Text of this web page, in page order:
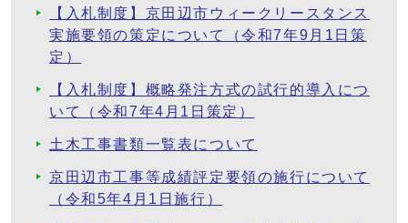
【入札制度】京田辺市ウィークリースタンス
実施要領の策定について（令和7年9月1日策
定）
【入札制度】概略発注方式の試行的導入につ
いて（令和7年4月1日策定）
土木工事書類一覧表について
京田辺市工事等成績評定要領の施行について
（令和5年4月1日施行）